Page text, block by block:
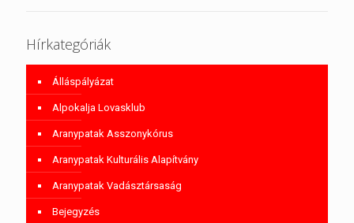
Hírkategóriák
Álláspályázat
Alpokalja Lovasklub
Aranypatak Asszonykórus
Aranypatak Kulturális Alapítvány
Aranypatak Vadásztársaság
Bejegyzés